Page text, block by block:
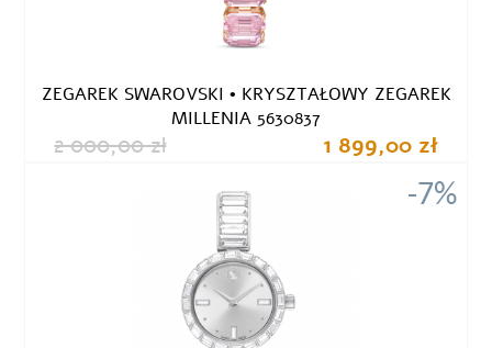
ZEGAREK SWAROVSKI • KRYSZTAŁOWY ZEGAREK
MILLENIA 5630837
2 000,00 zł 1 899,00 zł
-7%